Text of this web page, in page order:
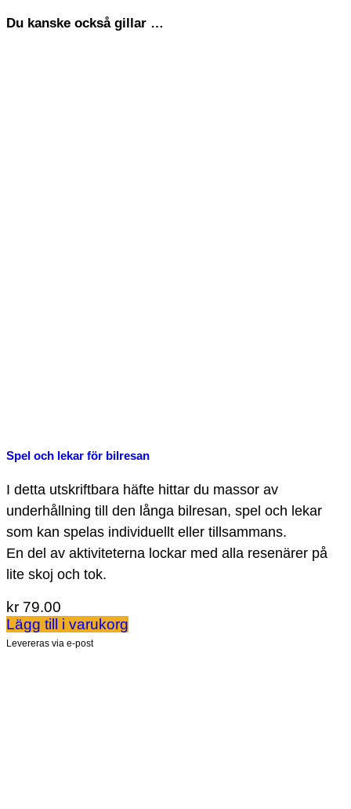
Du kanske också gillar …
Spel och lekar för bilresan
I detta utskriftbara häfte hittar du massor av
underhållning till den långa bilresan, spel och lekar
som kan spelas individuellt eller tillsammans.
En del av aktiviteterna lockar med alla resenärer på
lite skoj och tok.
kr 79.00
Lägg till i varukorg
Levereras via e-post